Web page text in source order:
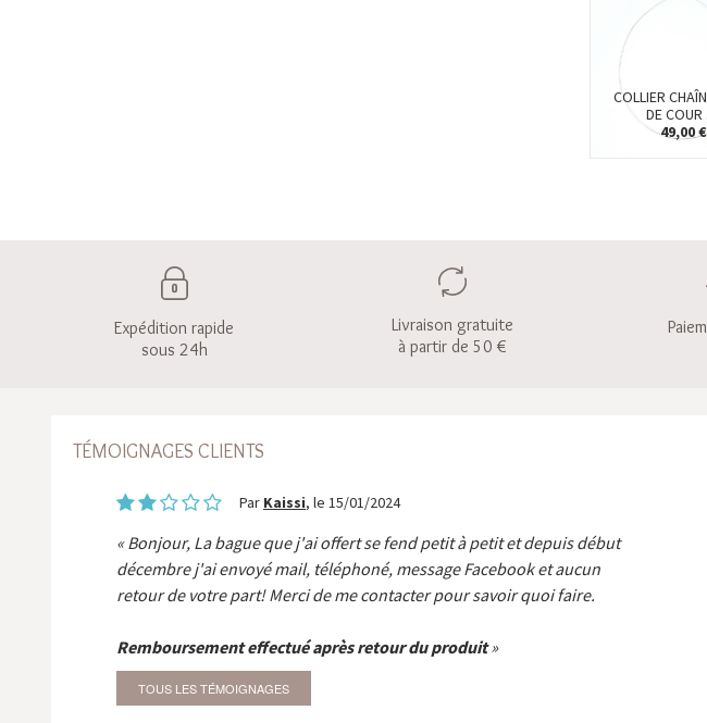
COLLIER
DE
49,00 €
Expédition rapide
sous 24h
Livraison gratuite
à partir de 50 €
TÉMOIGNAGES CLIENTS
Par Kaissi, le 15/01/2024
Bonjour, La bague que j'ai offert se fend petit à petit et depuis début
décembre j'ai envoyé mail, téléphoné, message Facebook et aucun
retour de votre part! Merci de me contacter pour savoir quoi faire.
Remboursement effectué après retour du produit
TOUS LES TÉMOIGNAGES